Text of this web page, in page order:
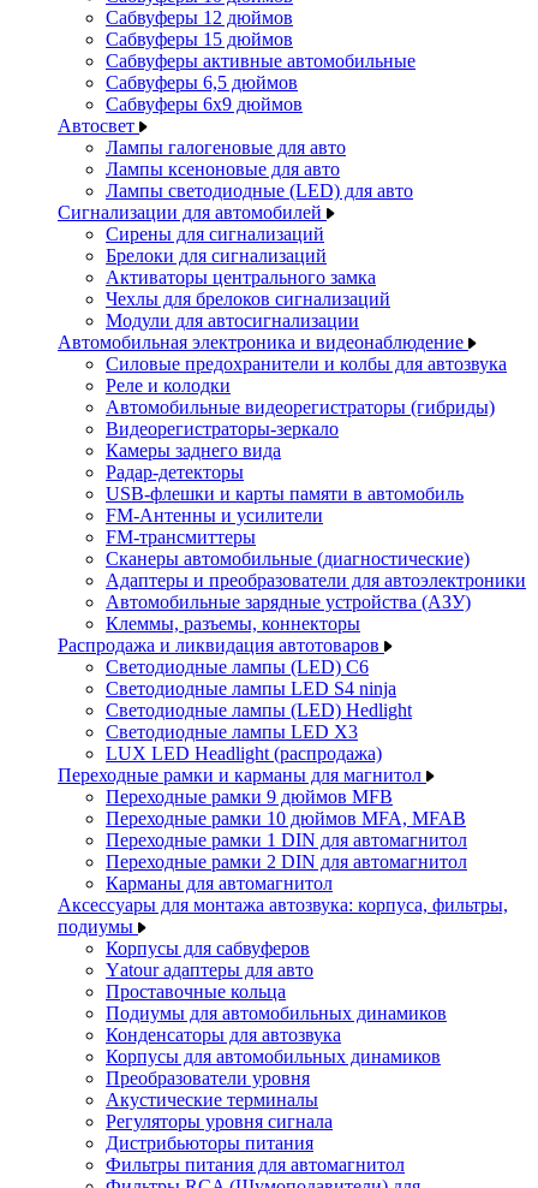
Сабвуферы 12 дюймов
Сабвуферы 15 дюймов
Сабвуферы активные автомобильные
Сабвуферы 6,5 дюймов
Сабвуферы 6x9 дюймов
Автосвет
Лампы галогеновые для авто
Лампы ксеноновые для авто
Лампы светодиодные (LED) для авто
Сигнализации для автомобилей
Сирены для сигнализаций
Брелоки для сигнализаций
Активаторы центрального замка
Чехлы для брелоков сигнализаций
Модули для автосигнализации
Автомобильная электроника и видеонаблюдение
Силовые предохранители и колбы для автозвука
Реле и колодки
Автомобильные видеорегистраторы (гибриды)
Видеорегистраторы-зеркало
Камеры заднего вида
Радар-детекторы
USB-флешки и карты памяти в автомобиль
FM-Антенны и усилители
FM-трансмиттеры
Сканеры автомобильные (диагностические)
Адаптеры и преобразователи для автоэлектроники
Автомобильные зарядные устройства (АЗУ)
Клеммы, разъемы, коннекторы
Распродажа и ликвидация автотоваров
Светодиодные лампы (LED) C6
Светодиодные лампы LED S4 ninja
Светодиодные лампы (LED) Hedlight
Светодиодные лампы LED X3
LUX LED Headlight (распродажа)
Переходные рамки и карманы для магнитол
Переходные рамки 9 дюймов MFB
Переходные рамки 10 дюймов MFA, MFAB
Переходные рамки 1 DIN для автомагнитол
Переходные рамки 2 DIN для автомагнитол
Карманы для автомагнитол
Аксессуары для монтажа автозвука: корпуса, фильтры,
подиумы
Корпусы для сабвуферов
Yаtour адаптеры для авто
Проставочные кольца
Подиумы для автомобильных динамиков
Конденсаторы для автозвука
Корпусы для автомобильных динамиков
Преобразователи уровня
Акустические терминалы
Регуляторы уровня сигнала
Дистрибьюторы питания
Фильтры питания для автомагнитол